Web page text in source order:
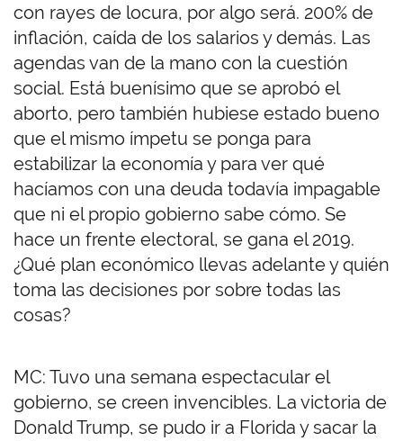
con rayes de locura, por algo será. 200% de
inflación, caída de los salarios y demás. Las
agendas van de la mano con la cuestión
social. Está buenísimo que se aprobó el
aborto, pero también hubiese estado bueno
que el mismo ímpetu se ponga para
estabilizar la economía y para ver qué
hacíamos con una deuda todavía impagable
que ni el propio gobierno sabe cómo. Se
hace un frente electoral, se gana el 2019.
¿Qué plan económico llevas adelante y quién
toma las decisiones por sobre todas las
cosas?
MC: Tuvo una semana espectacular el
gobierno, se creen invencibles. La victoria de
Donald Trump, se pudo ir a Florida y sacar la